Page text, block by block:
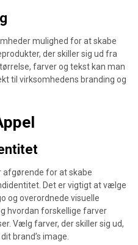
mulighed for at skabe
der skiller sig ud fra
farver og tekst kan man
til virksomhedens branding og
for at skabe
Det er vigtigt at vælge
og overordnede visuelle
hvordan forskellige farver
Vælg farver, der skiller sig ud,
brand’s image.